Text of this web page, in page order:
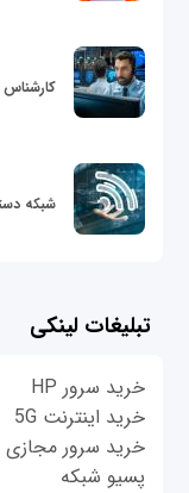
شبکه
تبلیغات لینکی
خرید سرور HP
خرید اینترنت 5G
خرید سرور مجازی
پسیو شبکه